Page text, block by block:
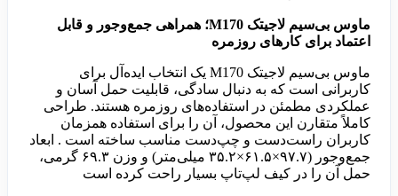
ماوس بی‌سیم لاجیتک M170؛ همراهی جمع‌وجور و قابل
اعتماد برای کارهای روزمره
ماوس بی‌سیم لاجیتک M170 یک انتخاب ایده‌آل برای
کاربرانی است که به دنبال سادگی، قابلیت حمل آسان و
عملکردی مطمئن در استفاده‌های روزمره هستند. طراحی
کاملاً متقارن این محصول، آن را برای استفاده همزمان
کاربران راست‌دست و چپ‌دست مناسب ساخته است . ابعاد
جمع‌وجور (۹۷.۷×۶۱.۵×۳۵.۲ میلی‌متر) و وزن ۶۹.۳ گرمی،
حمل آن را در کیف لپ‌تاپ بسیار راحت کرده است